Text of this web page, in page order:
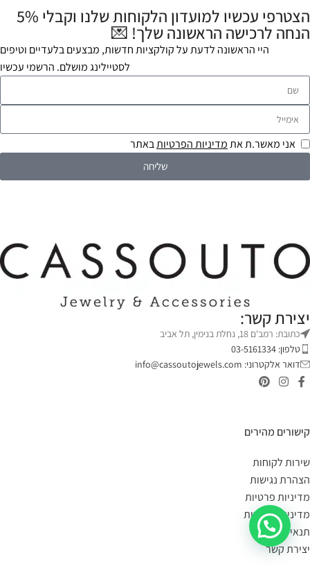
הצטרפי עכשיו למועדון הלקוחות שלנו וקבלי 5%
הנחה לרכישה הראשונה שלך! 💌
היי הראשונה לדעת על קולקציות חדשות, מבצעים בלעדיים וטיפים
לסטיילינג מושלם. הרשמי עכשיו
אני מאשר.ת אתמדיניות הפרטיותבאתר
שליחה
יצירת קשר:
כתובת: רמב'ם 18, נחלת בנימין, תל אביב
טלפון: 03-5161334
דואר אלקטרוני: info@cassoutojewels.com
קישורים מהירים
שירות לקוחות
הצהרת נגישות
מדיניות פרטיות
מדיניות החזרות
תנאי שימוש
יצירת קשר